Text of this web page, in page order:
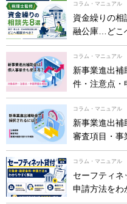
コラム・マニュアル
資金繰りの相
融公庫…どこ
コラム・マニュアル
新事業進出補
件・注意点・
コラム・マニュアル
新事業進出補
審査項目・事
コラム・マニュアル
セーフティネ
申請方法をわ